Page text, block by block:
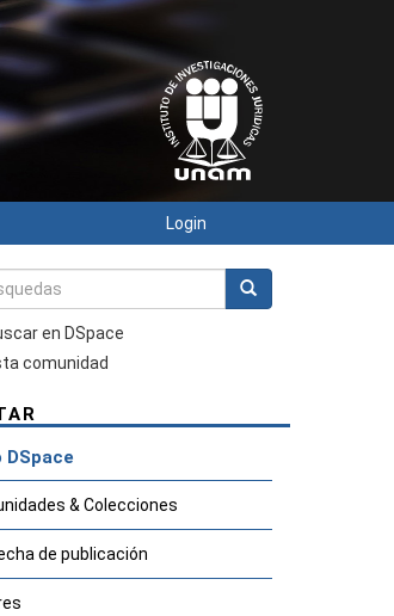
Login
en DSpace
comunidad
DSpace
& Colecciones
de publicación